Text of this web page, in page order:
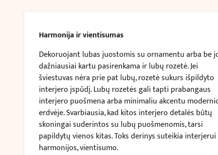
Harmonija ir vientisumas
Dekoruojant lubas juostomis su ornamentu arba be
dažniausiai kartu pasirenkama ir lubų rozetė. Jei
šviestuvas nėra prie pat lubų, rozetė sukurs išpildyto
interjero įspūdį. Lubų rozetės gali tapti prabangaus
interjero puošmena arba minimaliu akcentu
erdvėje. Svarbiausia, kad kitos interjero detalės būtų
skoningai suderintos su lubų puošmenomis, tarsi
papildytų vienos kitas. Toks derinys suteikia interjerui
harmonijos, vientisumo.